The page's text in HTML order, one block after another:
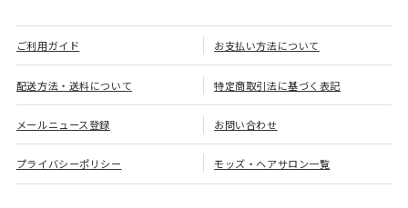
ご利用ガイド お支払い方法について
配送方法・送料について 特定商取引法に基づく表記
メールニュース登録 お問い合わせ
プライバシーポリシー モッズ・ヘアサロン一覧